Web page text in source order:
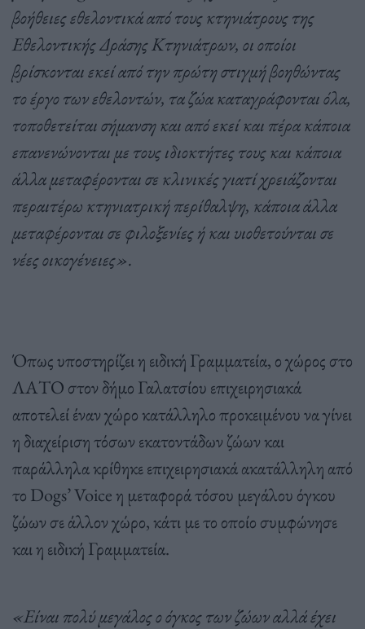
βοήθειες εθελοντικά από τους κτηνιάτρους της
Εθελοντικής Δράσης Κτηνιάτρων, οι οποίοι
βρίσκονται εκεί από την πρώτη στιγμή βοηθώντας
το έργο των εθελοντών, τα ζώα καταγράφονται όλα,
τοποθετείται σήμανση και από εκεί και πέρα κάποια
επανενώνονται με τους ιδιοκτήτες τους και κάποια
άλλα μεταφέρονται σε κλινικές γιατί χρειάζονται
περαιτέρω κτηνιατρική περίθαλψη, κάποια άλλα
μεταφέρονται σε φιλοξενίες ή και υιοθετούνται σε
νέες οικογένειες».
Όπως υποστηρίζει η ειδική Γραμματεία, ο χώρος στο
ΛΑΤΟ στον δήμο Γαλατσίου επιχειρησιακά
αποτελεί έναν χώρο κατάλληλο προκειμένου να γίνει
η διαχείριση τόσων εκατοντάδων ζώων και
παράλληλα κρίθηκε επιχειρησιακά ακατάλληλη από
το Dogs’ Voice η μεταφορά τόσου μεγάλου όγκου
ζώων σε άλλον χώρο, κάτι με το οποίο συμφώνησε
και η ειδική Γραμματεία.
«Είναι πολύ μεγάλος ο όγκος των ζώων αλλά έχει